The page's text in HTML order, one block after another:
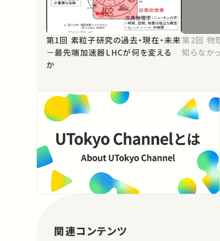
第1回 素粒子研究の過去・現在・未来
－最先端加速器LHCが何を変える
か
第2回 物理屋の世界観、我々は何も
知らなか
関連コンテンツ